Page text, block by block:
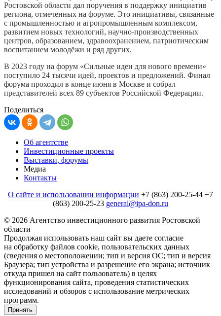
Ростовской области дал поручения в поддержку инициатив
региона, отмеченных на форуме. Это инициативы, связанные
с промышленностью и агропромышленным комплексом,
развитием новых технологий, научно-производственных
центров, образованием, здравоохранением, патриотическим
воспитанием молодёжи и ряд других.
В 2023 году на форум «Сильные идеи для нового времени»
поступило 24 тысячи идей, проектов и предложений. Финал
форума проходил в конце июня в Москве и собрал
представителей всех 89 субъектов Российской Федерации.
Поделиться
Об агентстве
Инвестиционные проекты
Выставки, форумы
Медиа
Контакты
О сайте и использовании информации +7 (863) 200-25-44 +7
(863) 200-25-23 general@ipa-don.ru
© 2026 Агентство инвестиционного развития Ростовской
области
Продолжая использовать наш сайт вы даете согласие
на обработку файлов cookie, пользовательских данных
(сведения о местоположении; тип и версия ОС; тип и версия
Браузера; тип устройства и разрешение его экрана; источник
откуда пришел на сайт пользователь) в целях
функционирования сайта, проведения статистических
исследований и обзоров c использование метрических
программ.
Принять